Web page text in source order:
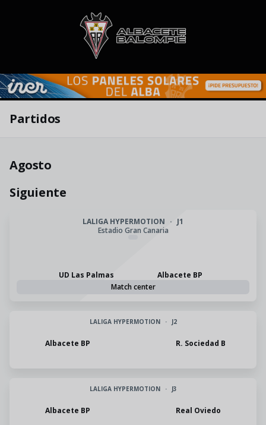
Skip to main content
Partidos
Agosto
Siguiente
LALIGA HYPERMOTION · J1
Estadio Gran Canaria
UD Las Palmas
Albacete BP
Match center
LALIGA HYPERMOTION · J2
Albacete BP R. Sociedad B
LALIGA HYPERMOTION · J3
Albacete BP Real Oviedo